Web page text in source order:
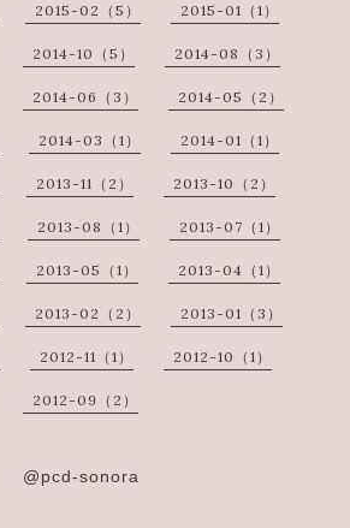
2015-02（5） 2015-01（1）
2014-10（5） 2014-08（3）
2014-06（3） 2014-05（2）
2014-03（1） 2014-01（1）
2013-11（2） 2013-10（2）
2013-08（1） 2013-07（1）
2013-05（1） 2013-04（1）
2013-02（2） 2013-01（3）
2012-11（1） 2012-10（1）
2012-09（2）
@pcd-sonora